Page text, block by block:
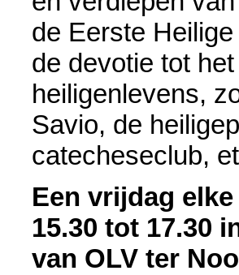
de Eerste
de devotie tot
heiligenlevens,
Savio, de
catecheseclub,
Een vrijdag
15.30 tot 17.30
van OLV ter